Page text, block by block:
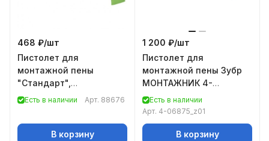
468 ₽/шт
Пистолет для
монтажной пены
"Стандарт",
пластмассовый корпус//
Есть в наличии Арт. 88676
В корзину
1 200 ₽/шт
Пистолет для
монтажной пены Зубр
МОНТАЖНИК 4-
06875_z01
Есть в наличии
Арт. 4-06875_z01
В корзину